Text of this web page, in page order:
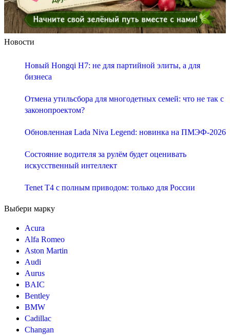
Новости
Новый Hongqi H7: не для партийной элиты, а для
бизнеса
Отмена утильсбора для многодетных семей: что не так с
законопроектом?
Обновленная Lada Niva Legend: новинка на ПМЭФ-2026
Состояние водителя за рулём будет оценивать
искусственный интеллект
Tenet T4 с полным приводом: только для России
Выбери марку
Acura
Alfa Romeo
Aston Martin
Audi
Aurus
BAIC
Bentley
BMW
Cadillac
Changan